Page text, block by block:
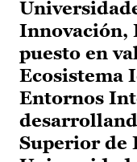
Innovación,
puesto en
Ecosistema
Entornos
Superior de